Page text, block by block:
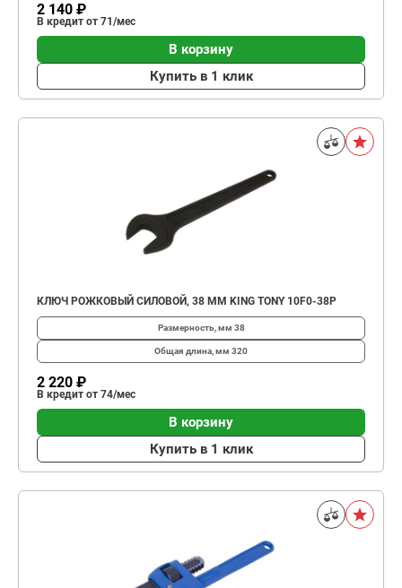
2 140 ₽
В кредит от 71/мес
В корзину
Купить в 1 клик
КЛЮЧ РОЖКОВЫЙ СИЛОВОЙ, 38 ММ KING TONY 10F0-38P
Размерность, мм 38
Общая длина, мм 320
2 220 ₽
В кредит от 74/мес
В корзину
Купить в 1 клик